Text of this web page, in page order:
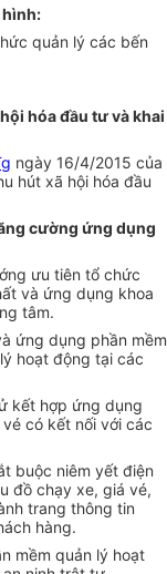
hình:
quản lý các bến
hóa đầu tư và khai
ngày 16/4/2015 của
hút xã hội hóa đầu
cường ứng dụng
ưu tiên tổ chức
và ứng dụng khoa
tâm.
ứng dụng phần mềm
hoạt động tại các
kết hợp ứng dụng
có kết nối với các
buộc niêm yết điện
đồ chạy xe, giá vé,
trang thông tin
hàng.
mềm quản lý hoạt